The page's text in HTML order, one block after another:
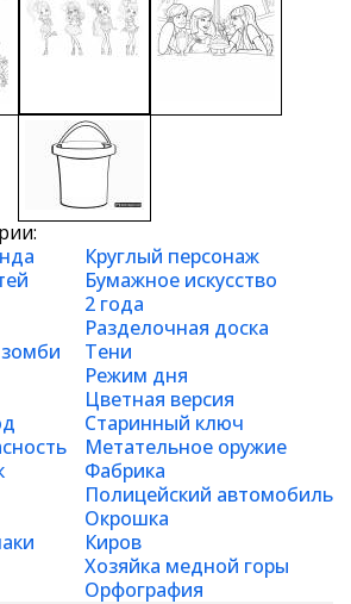
Круглый персонаж
Бумажное искусство
2 года
Разделочная доска
Тени
Режим дня
Цветная версия
Старинный ключ
Метательное оружие
Фабрика
Полицейский автомобиль
Окрошка
Киров
Хозяйка медной горы
Орфография